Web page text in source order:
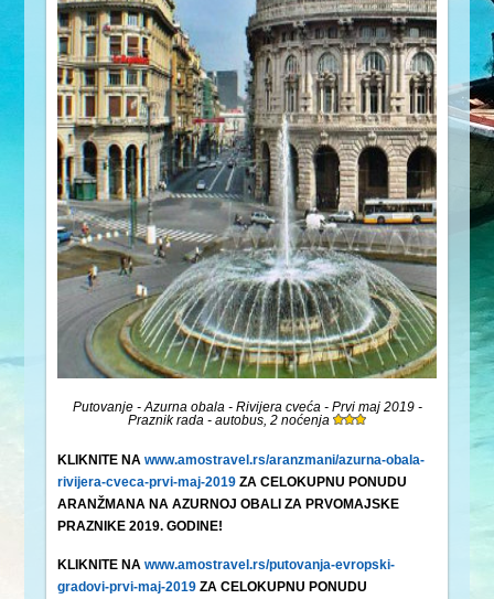
Putovanje - Azurna obala - Rivijera cveća - Prvi maj 2019 -
Praznik rada - autobus, 2 noćenja
KLIKNITE NAwww.amostravel.rs/aranzmani/azurna-obala-
rivijera-cveca-prvi-maj-2019 ZA CELOKUPNU PONUDU
ARANŽMANA NA AZURNOJ OBALI ZA PRVOMAJSKE
PRAZNIKE 2019. GODINE!
KLIKNITE NAwww.amostravel.rs/putovanja-evropski-
gradovi-prvi-maj-2019 ZA CELOKUPNU PONUDU